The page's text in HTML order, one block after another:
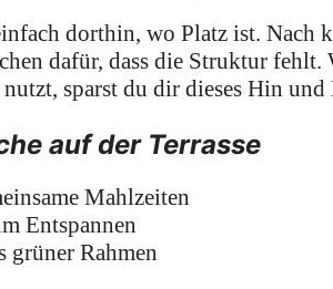
dorthin, wo Platz ist. Nach
dafür, dass die Struktur
sparst du dir dieses Hin und
auf der Terrasse
Mahlzeiten
Entspannen
grüner Rahmen